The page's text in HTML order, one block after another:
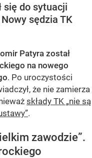
się do sytuacji
sędzia TK
Patyra został
na nowego
. Po uroczystości
że nie zamierza
składy TK „nie są
.
zawodzie”.